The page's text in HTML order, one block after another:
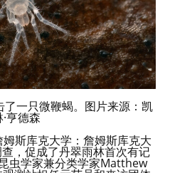
一只微鞭蝎。图片来源：凯
亨德森
姆斯库克大学：詹姆斯库克大
，促成了丹翠雨林首次有记
虫学家兼分类学家Matthew